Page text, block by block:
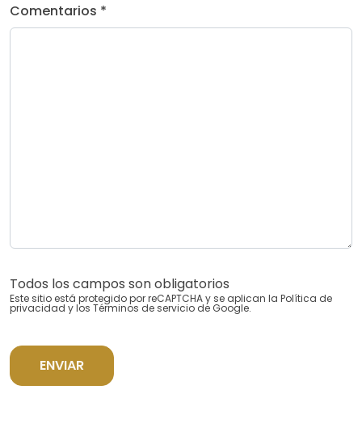
Comentarios *
Todos los campos son obligatorios
Este sitio está protegido por reCAPTCHA y se aplican la Política de
privacidad y los Términos de servicio de Google.
ENVIAR